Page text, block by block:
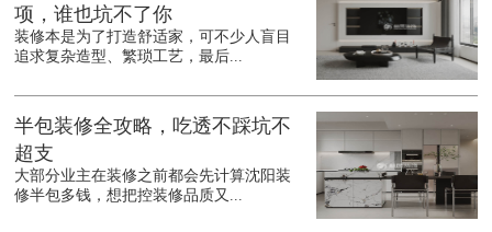
项，谁也坑不了你
装修本是为了打造舒适家，可不少人盲目
追求复杂造型、繁琐工艺，最后...
半包装修全攻略，吃透不踩坑不
超支
大部分业主在装修之前都会先计算沈阳装
修半包多钱，想把控装修品质又...